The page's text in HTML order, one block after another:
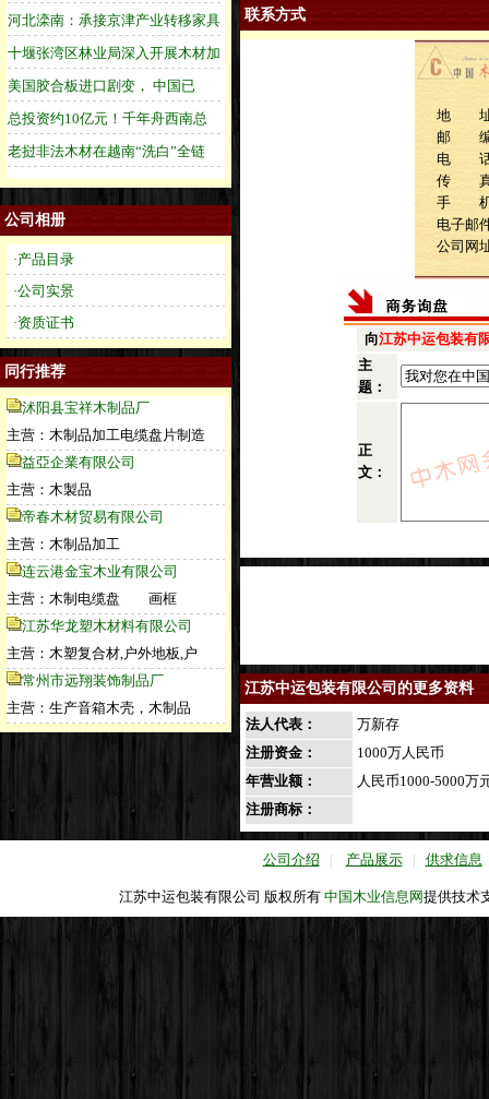
公司相册
·产品目录
·公司实景
·资质证书
同行推荐
沭阳县宝祥木制品厂
主营：木制品加工电缆盘片制造
益亞企業有限公司
主营：木製品
帝春木材贸易有限公司
主营：木制品加工
连云港金宝木业有限公司
主营：木制电缆盘 画框
江苏华龙塑木材料有限公司
主营：木塑复合材,户外地板,户
常州市远翔装饰制品厂
主营：生产音箱木壳，木制品
联系方式
地 址
邮 编
电 话
传 真
手 机
电子邮
公司网
向江苏中运包装有
主
题：
正
文：
江苏中运包装有限公司的更多资料
法人代表：
万新存
注册资金：
1000万人民币
年营业额：
人民币1000-5000万
注册商标：
公司介绍 | 产品展示 | 供求信息
江苏中运包装有限公司 版权所有 中国木业信息网提供技术